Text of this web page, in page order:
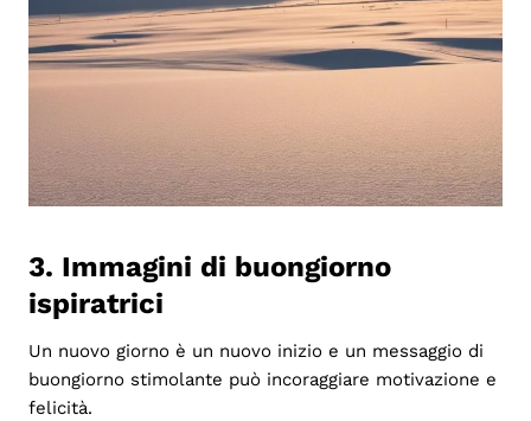
3. Immagini di buongiorno
ispiratrici
Un nuovo giorno è un nuovo inizio e un messaggio di
buongiorno stimolante può incoraggiare motivazione e
felicità.